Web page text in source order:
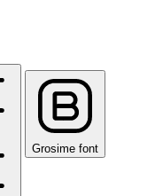
Grosime font